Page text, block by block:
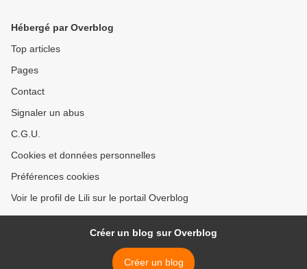
Hébergé par Overblog
Top articles
Pages
Contact
Signaler un abus
C.G.U.
Cookies et données personnelles
Préférences cookies
Voir le profil de Lili sur le portail Overblog
Créer un blog sur Overblog
Créer un blog